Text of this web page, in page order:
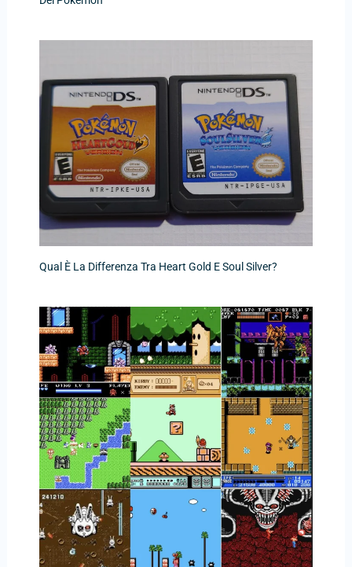
Qual È La Differenza Tra Heart Gold E Soul Silver?